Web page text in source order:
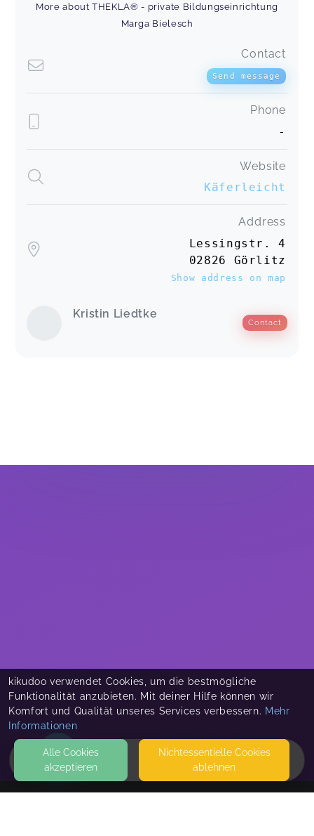
HOME
More about THEKLA® - private Bildungseinrichtung
Marga Bielesch
Contact
Send message
Phone
-
Website
Käferleicht
Address
Lessingstr. 4
02826 Görlitz
Show address on map
Kristin Liedtke
Contact
kikudoo verwendet Cookies, um die bestmögliche
Funktionalität anzubieten. Mit deiner Hilfe können wir
Komfort und Qualität unseres Services verbessern. Mehr
Informationen
Alle Cookies
akzeptieren
Nicht­essentielle Cookies
ablehnen